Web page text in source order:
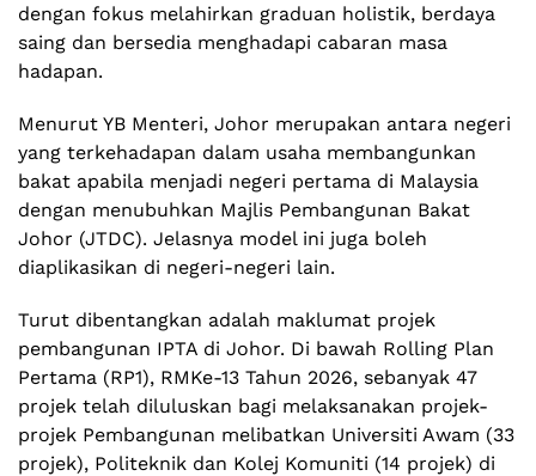
dengan fokus melahirkan graduan holistik, berdaya
saing dan bersedia menghadapi cabaran masa
hadapan.
Menurut YB Menteri, Johor merupakan antara negeri
yang terkehadapan dalam usaha membangunkan
bakat apabila menjadi negeri pertama di Malaysia
dengan menubuhkan Majlis Pembangunan Bakat
Johor (JTDC). Jelasnya model ini juga boleh
diaplikasikan di negeri-negeri lain.
Turut dibentangkan adalah maklumat projek
pembangunan IPTA di Johor. Di bawah Rolling Plan
Pertama (RP1), RMKe-13 Tahun 2026, sebanyak 47
projek telah diluluskan bagi melaksanakan projek-
projek Pembangunan melibatkan Universiti Awam (33
projek), Politeknik dan Kolej Komuniti (14 projek) di